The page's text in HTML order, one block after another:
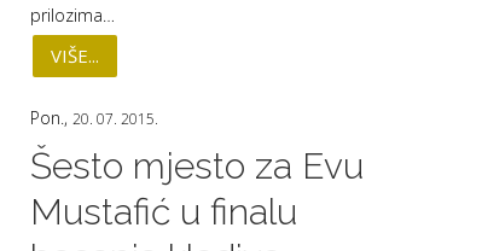
prilozima…
VIŠE...
Pon.,20. 07. 2015.
Šesto mjesto za Evu
Mustafić u finalu